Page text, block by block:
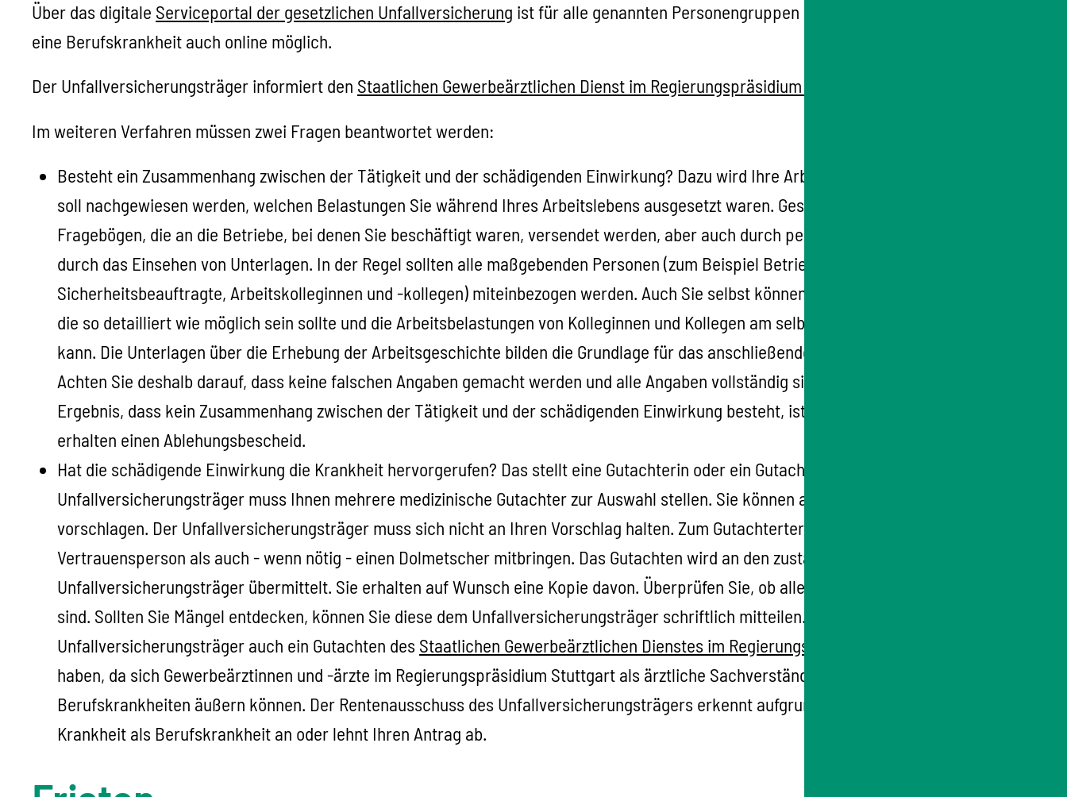
Über das digitale Serviceportal der gesetzlichen Unfallversicherung ist für alle genannten Personengruppen die Meldung des Verdachts auf
eine Berufskrankheit auch online möglich.
Der Unfallversicherungsträger informiert den Staatlichen Gewerbeärztlichen Dienst im Regierungspräsidium Stuttgart
Im weiteren Verfahren müssen zwei Fragen beantwortet werden:
Besteht ein Zusammenhang zwischen der Tätigkeit und der schädigenden Einwirkung? Dazu wird Ihre Arbeitsgeschichte erhoben.
soll nachgewiesen werden, welchen Belastungen Sie während Ihres Arbeitslebens ausgesetzt waren. Geschehen kann das durch
Fragebögen, die an die Betriebe, bei denen Sie beschäftigt waren, versendet werden, aber auch durch persönliche Befragungen oder
durch das Einsehen von Unterlagen. In der Regel sollten alle maßgebenden Personen (zum Beispiel Betriebsärztlicher Dienst, Betriebsrat,
Sicherheitsbeauftragte, Arbeitskolleginnen und -kollegen) miteinbezogen werden. Auch Sie selbst können eine Stellungnahme abgeben,
die so detailliert wie möglich sein sollte und die Arbeitsbelastungen von Kolleginnen und Kollegen am selben Arbeitsplatz einbeziehen
kann. Die Unterlagen über die Erhebung der Arbeitsgeschichte bilden die Grundlage für das anschließende medizinische Gutachten.
Achten Sie deshalb darauf, dass keine falschen Angaben gemacht werden und alle Angaben vollständig sind.
Ergebnis, dass kein Zusammenhang zwischen der Tätigkeit und der schädigenden Einwirkung besteht, ist das Verfahren beendet und Sie
erhalten einen Ablehungsbescheid.
Hat die schädigende Einwirkung die Krankheit hervorgerufen? Das stellt eine Gutachterin oder ein Gutachter fest.
Unfallversicherungsträger muss Ihnen mehrere medizinische Gutachter zur Auswahl stellen. Sie können auch selbst einen Gutachter
vorschlagen. Der Unfallversicherungsträger muss sich nicht an Ihren Vorschlag halten. Zum Gutachtertermin dürfen Sie sowohl eine
Vertrauensperson als auch - wenn nötig - einen Dolmetscher mitbringen. Das Gutachten wird an den zuständigen
Unfallversicherungsträger übermittelt. Sie erhalten auf Wunsch eine Kopie davon. Überprüfen Sie, ob alle Angaben vollständig und richtig
sind. Sollten Sie Mängel entdecken, können Sie diese dem Unfallversicherungsträger schriftlich mitteilen. Zusätzlich kann der
Unfallversicherungsträger auch ein Gutachten des Staatlichen Gewerbeärztlichen Dienstes im Regierungspräsidium Stuttgart
haben, da sich Gewerbeärztinnen und -ärzte im Regierungspräsidium Stuttgart als ärztliche Sachverständige zu einzelnen
Berufskrankheiten äußern können. Der Rentenausschuss des Unfallversicherungsträgers erkennt aufgrund dieser Unterlagen die
Krankheit als Berufskrankheit an oder lehnt Ihren Antrag ab.